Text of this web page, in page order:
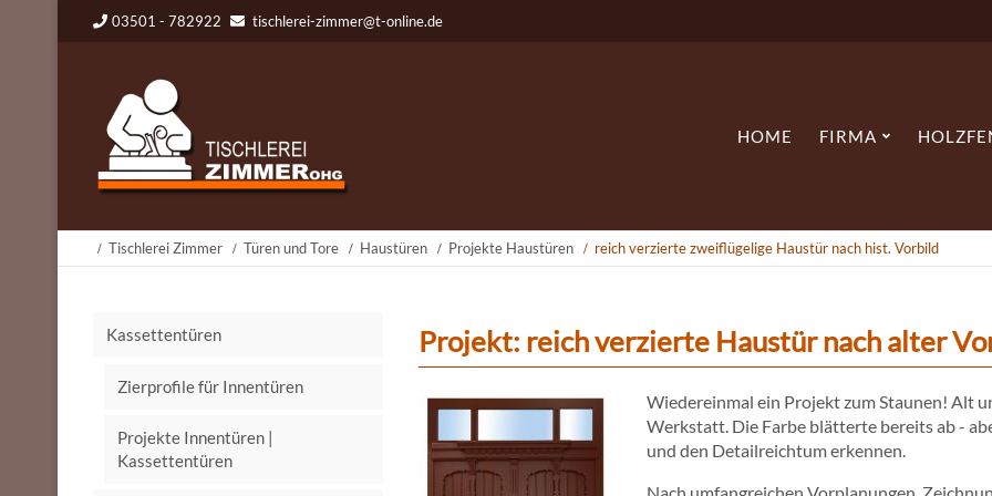
03501 - 782922 tischlerei-zimmer@t-online.de
Schreinerei
Massivholz
HOME FIRMA
Tischlerei Zimmer Türen und Tore Haustüren Projekte Haustüren reich verzierte zweiflügelige Haustür nach hist. Vorbild
Projekt: reich verzierte Haustür nach alter
Wiedereinmal ein Projekt zum Staunen! Alt
Werkstatt. Die Farbe blätterte bereits ab -
und den Detailreichtum erkennen.
Kassettentüren
Zierprofile für Innentüren
Projekte Innentüren |
Kassettentüren